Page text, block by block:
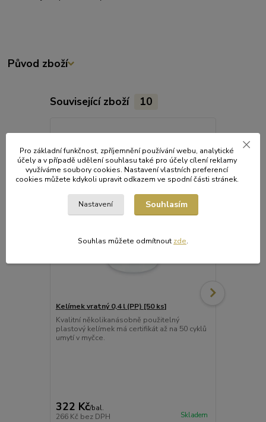
Původ zboží
Související zboží 10
Kelímek vratný 0,4 l (PP) [50 ks]
Kvalitní několikanásobně použitelný
plastový kelímek má certifikát až na 50 cyklů
umytí v myčce.
322 Kč/bal.
266 Kč bez DPH Skladem
Pro základní funkčnost, zpříjemnění používání webu, analytické
účely a v případě udělení souhlasu také pro účely cílení reklamy
využíváme soubory cookies. Nastavení vlastních preferencí
cookies můžete kdykoli upravit odkazem ve spodní části stránek.
Nastavení Souhlasím
Souhlas můžete odmítnout zde.